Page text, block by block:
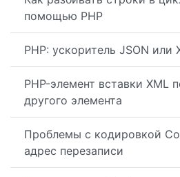
помощью PHP
PHP: ускоритель JSON или
PHP-элемент вставки XML
другого элемента
Проблемы с кодировкой
адрес перезаписи